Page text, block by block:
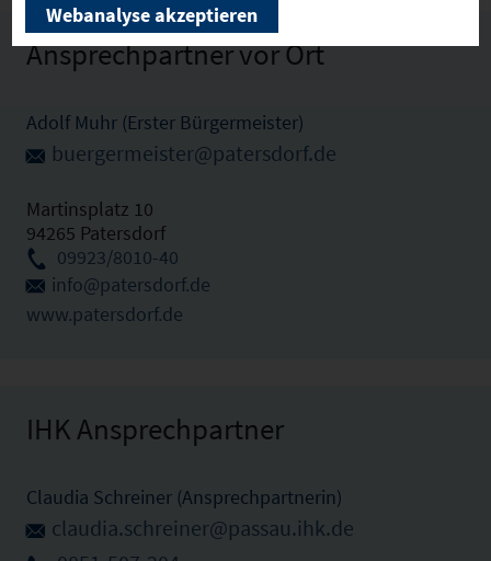
Ansprechpartner vor Ort
Adolf Muhr (Erster Bürgermeister)
buergermeister@patersdorf.de
Martinsplatz 10
94265 Patersdorf
09923/8010-40
info@patersdorf.de
www.patersdorf.de
IHK Ansprechpartner
Claudia Schreiner (Ansprechpartnerin)
claudia.schreiner@passau.ihk.de
Webanalyse akzeptieren